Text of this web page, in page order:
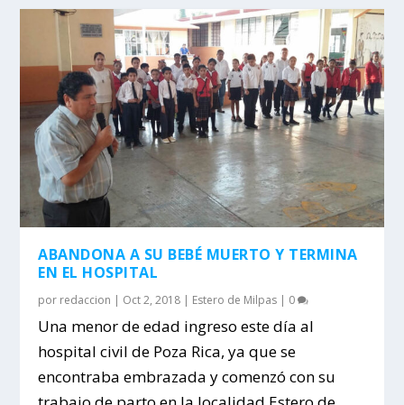
ABANDONA A SU BEBÉ MUERTO Y TERMINA
EN EL HOSPITAL
por redaccion | Oct 2, 2018 | Estero de Milpas | 0
Una menor de edad ingreso este día al
hospital civil de Poza Rica, ya que se
encontraba embrazada y comenzó con su